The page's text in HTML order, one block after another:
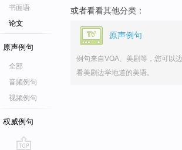
书面语
论文
原声例句
全部
音频例句
视频例句
权威例句
或者看看其他分类：
原声例句
例句来自VOA、美剧等，您可以边
看美剧边学地道的美语。